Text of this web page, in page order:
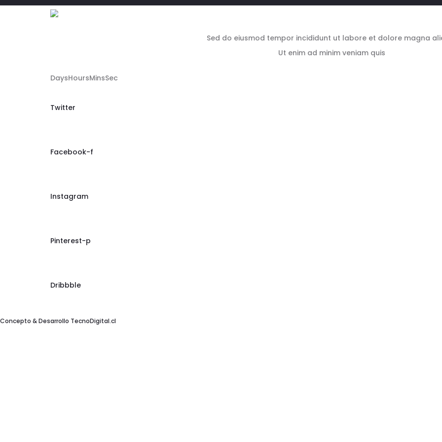
Sed do eiusmod tempor incididunt ut labore et dolore magna
Ut enim ad minim veniam quis
DaysHoursMinsSec
Twitter
Facebook-f
Instagram
Pinterest-p
Dribbble
Concepto & Desarrollo TecnoDigital.cl